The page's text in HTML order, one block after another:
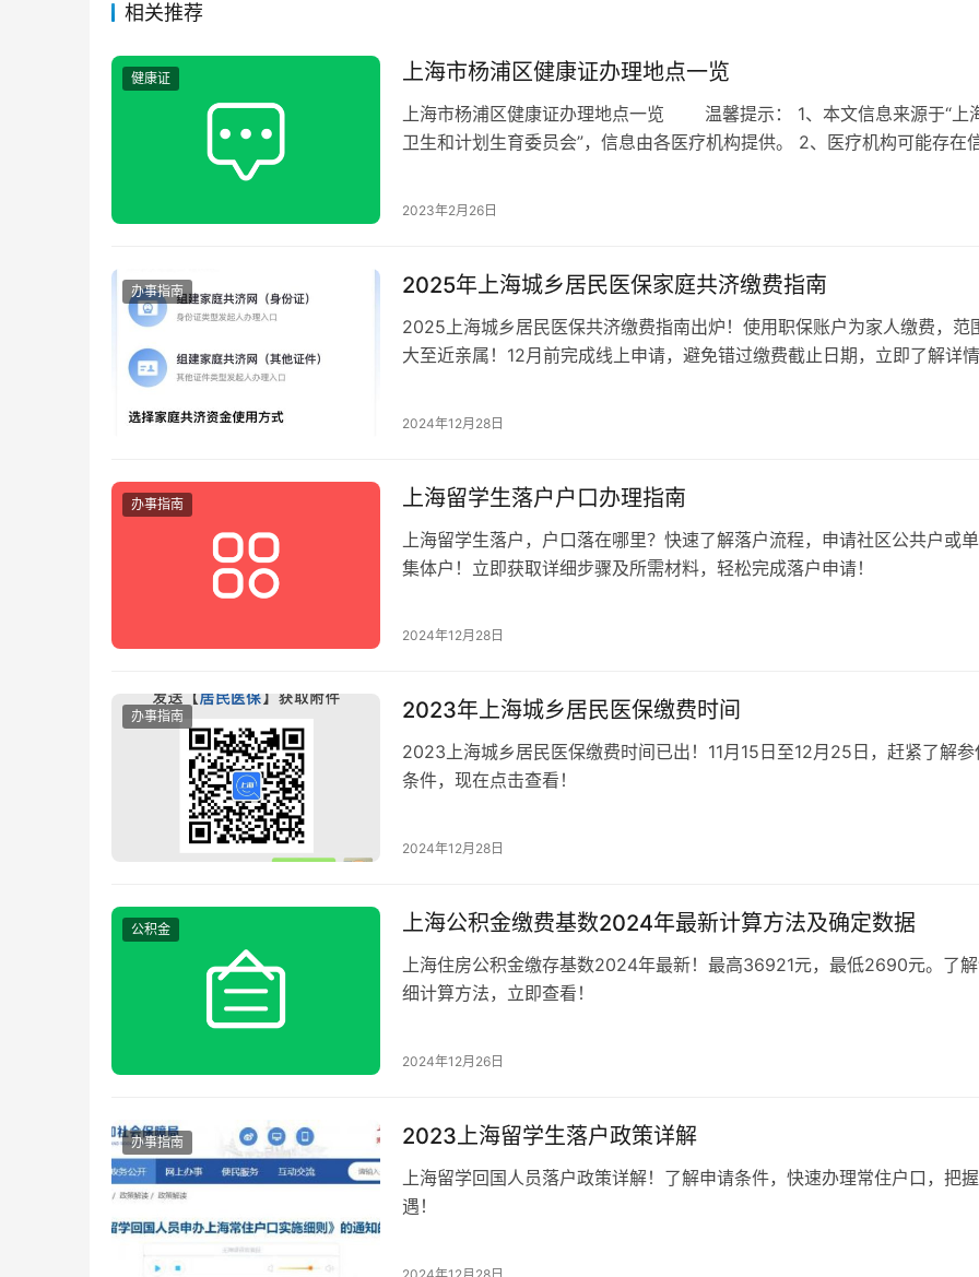
相关推荐
健康证 上海市杨浦区健康证办理地点一览
上海市杨浦区健康证办理地点一览 温馨提示： 1、本文信息来源于“上
卫生和计划生育委员会”，信息由各医疗机构提供。 2、医疗机构可能存在
2023年2月26日
办事指南 2025年上海城乡居民医保家庭共济缴费指南
2025上海城乡居民医保共济缴费指南出炉！使用职保账户为家人缴费，范
大至近亲属！12月前完成线上申请，避免错过缴费截止日期，立即了解详
2024年12月28日
办事指南 上海留学生落户户口办理指南
上海留学生落户，户口落在哪里？快速了解落户流程，申请社区公共户或
集体户！立即获取详细步骤及所需材料，轻松完成落户申请！
2024年12月28日
办事指南 2023年上海城乡居民医保缴费时间
2023上海城乡居民医保缴费时间已出！11月15日至12月25日，赶紧了解参
条件，现在点击查看！
2024年12月28日
公积金 上海公积金缴费基数2024年最新计算方法及确定数据
上海住房公积金缴存基数2024年最新！最高36921元，最低2690元。了
细计算方法，立即查看！
2024年12月26日
办事指南 2023上海留学生落户政策详解
上海留学回国人员落户政策详解！了解申请条件，快速办理常住户口，把
遇！